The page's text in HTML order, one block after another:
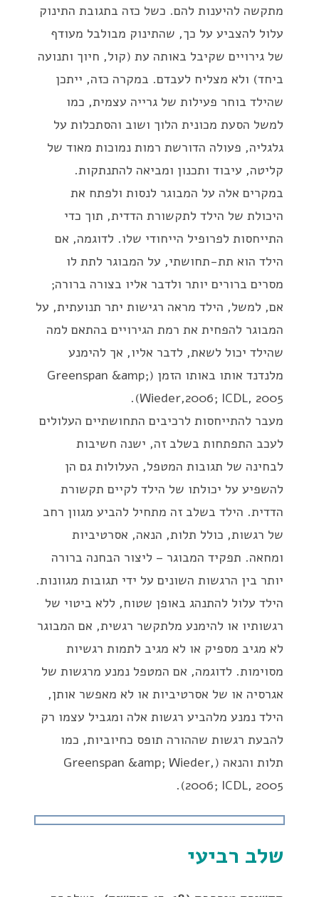
מתקשה להיענות להם. כשל כזה בתגובת התינוק
עלול להצביע על כך, שהתינוק מבולבל מעודף
של גירויים שקיבל באותה עת (קול, חיוך ותנועה
ביחד) ולא מצליח לעבדם. במקרה כזה, ייתכן
שהילד בוחר פעילות של גרייה עצמית, כמו
למשל הסעת מכונית הלוך ושוב והסתכלות על
גלגליה, פעולה הדורשת רמות נמוכות מאוד של
קליטה, עיבוד ותכנון ומביאה להתנתקות.
במקרים אלה על המבוגר לנסות ולפתח את
היכולת של הילד לתקשורת הדדית, תוך כדי
התייחסות לפרופיל הייחודי שלו. לדוגמה, אם
הילד הוא תת-תחושתי, על המבוגר לתת לו
מסרים ברורים יותר ולדבר אליו בצורה ברורה;
אם, למשל, הילד מראה רגישות יתר תנועתית, על
המבוגר להפחית את רמת הגירויים בהתאם למה
שהילד יכול לשאת, לדבר אליו, אך להימנע
מלנדנד אותו באותו הזמן (Greenspan &amp;
Wieder,2006; ICDL, 2005).
מעבר להתייחסות לרכיבים התחושתיים העלולים
לעכב התפתחות בשלב זה, ישנה חשיבות
לבחינה של תגובות המטפל, העלולות גם הן
להשפיע על יכולתו של הילד לקיים תקשורת
הדדית. הילד בשלב זה מתחיל להביע מגוון רחב
של רגשות, כולל תלות, הנאה, אסרטיביות
ומחאה. תפקיד המבוגר – ליצור הבחנה ברורה
יותר בין הרגשות השונים על ידי תגובות מגוונות.
הילד עלול להתנהג באופן שטוח, ללא ביטוי של
רגשותיו או להימנע מלתקשר רגשית, אם המבוגר
לא מגיב מספיק או לא מגיב לתמות רגשיות
מסוימות. לדוגמה, אם המטפל נמנע מרגשות של
אגרסיה או של אסרטיביות או לא מאפשר אותן,
הילד נמנע מלהביע רגשות אלה ומגביל עצמו רק
להבעת רגשות שההורה תופס כחיוביות, כמו
תלות והנאה (Greenspan &amp; Wieder,
2006; ICDL, 2005).
שלב רביעי